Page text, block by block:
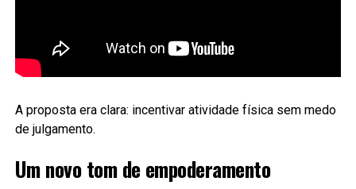
A proposta era clara: incentivar atividade física sem medo
de julgamento.
Um novo tom de empoderamento